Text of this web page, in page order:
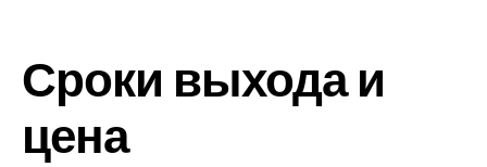
Сроки выхода и
цена